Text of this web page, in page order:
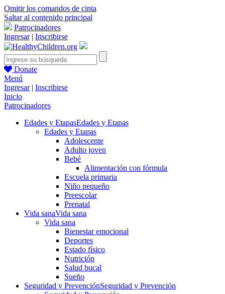
Omitir los comandos de cinta
Saltar al contenido principal
Patrocinadores
Ingresar| Inscribirse
Donate
Menú
Ingresar| Inscribirse
Inicio
Patrocinadores
Edades y EtapasEdades y Etapas
Edades y Etapas
Adolescente
Adulto joven
Bebé
Alimentación con fórmula
Escuela primaria
Niño pequeño
Preescolar
Prenatal
Vida sanaVida sana
Vida sana
Bienestar emocional
Deportes
Estado físico
Nutrición
Salud bucal
Sueño
Seguridad y PrevenciónSeguridad y Prevención